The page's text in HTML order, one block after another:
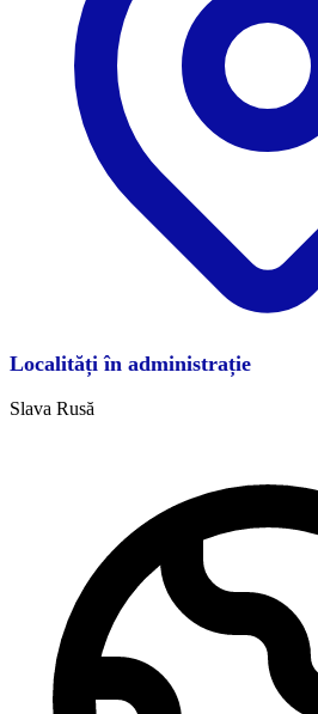
Localități în administrație
Slava Rusă